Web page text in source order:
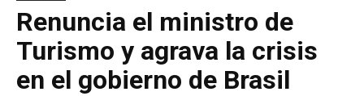
Renuncia el ministro de
Turismo y agrava la crisis
en el gobierno de Brasil